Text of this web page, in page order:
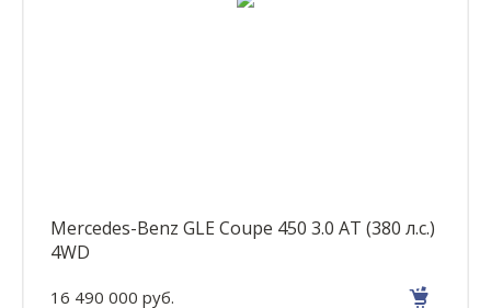
Mercedes-Benz GLE Coupe 450 3.0 AT (380 л.с.)
4WD
16 490 000 руб.